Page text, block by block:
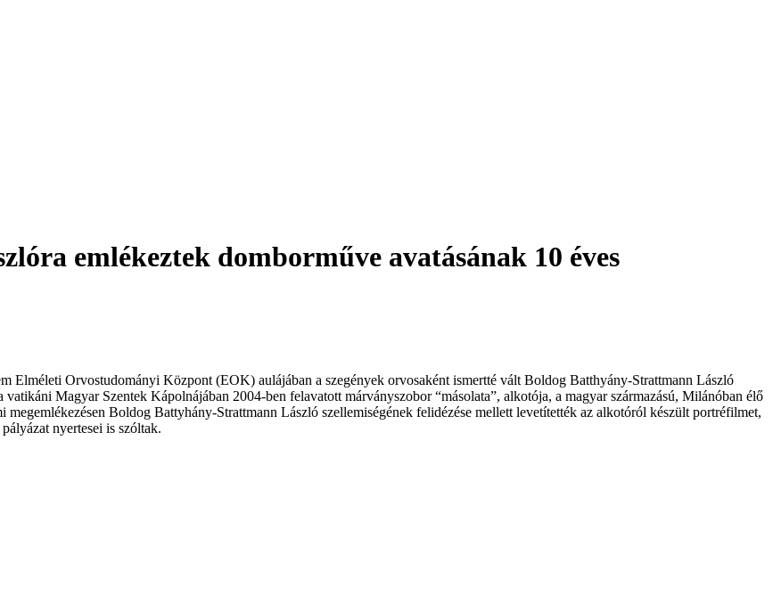
emlékeztek domborműve avatásának 10 éves
Elméleti Orvostudományi Központ (EOK) aulájában a szegények orvosaként ismertté vált Boldog Batthyány-Strattmann László
Magyar Szentek Kápolnájában 2004-ben felavatott márványszobor “másolata”, alkotója, a magyar származású, Milánóban élő
Boldog Battyhány-Strattmann László szellemiségének felidézése mellett levetítették az alkotóról készült portréfilmet,
nyertesei is szóltak.